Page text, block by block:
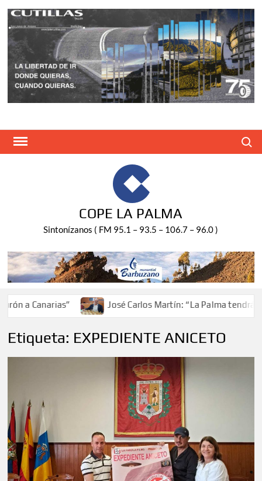
Saltar
contenido
COPE LA PALMA
Sintonízanos ( FM 95.1 – 93.5 – 106.7 – 96.0 )
a Canarias” José Carlos Martín: “La Palma tendrá
Etiqueta: EXPEDIENTE ANICETO